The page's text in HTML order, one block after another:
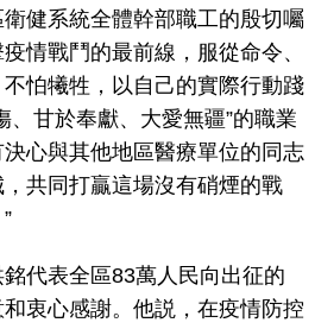
健系統全體幹部職工的殷切囑
情戰鬥的最前線，服從命令、
怕犧牲，以自己的實際行動踐
、甘於奉獻、大愛無疆”的職業
心與其他地區醫療單位的同志
共同打贏這場沒有硝煙的戰
”
表全區83萬人民向出征的
衷心感謝。他説，在疫情防控